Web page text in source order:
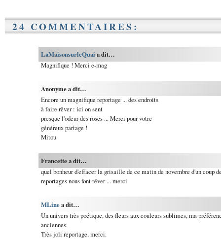
24 COMMENTAIRES:
LaMaisonsurleQuai a dit…
Magnifique ! Merci e-mag
Anonyme a dit…
Encore un magnifique reportage ... des endroits
à faire rêver : ici on sent
presque l'odeur des roses ... Merci pour votre
généreux partage !
Mitou
Francette a dit…
quel bonheur d'effacer la grisaille de ce matin de novembre d'un coup
reportages nous font rêver ... merci
MLinea dit…
Un univers très poétique, des fleurs aux couleurs sublimes, ma
anciennes.
Très joli reportage, merci.